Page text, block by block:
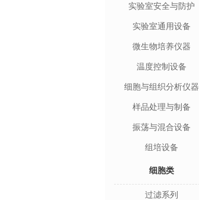
实验室安全与防护
实验室通用设备
微生物培养仪器
温度控制设备
细胞与组织分析仪器
样品处理与制备
振荡与混合设备
组培设备
细胞类
过滤系列